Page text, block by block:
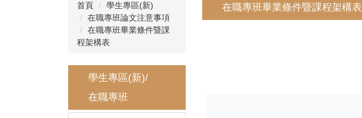
首頁
學生專區(新)
在職專班論文注意事項
在職專班畢業條件暨課
程架構表
學生專區(新)/
在職專班
在職專班畢業條件暨課程架構表